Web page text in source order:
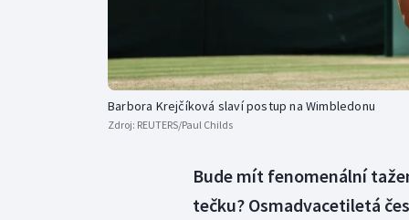
Barbora Krejčíková slaví postup na Wimbledonu
Zdroj: REUTERS/Paul Childs
Bude mít fenomenální
tečku? Osmadvacetiletá